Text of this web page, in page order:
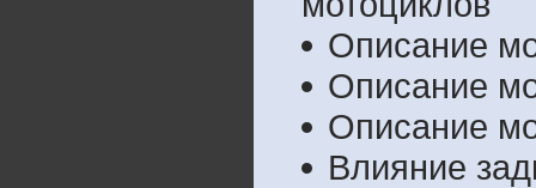
Описание
Описание
Описание
Влияние